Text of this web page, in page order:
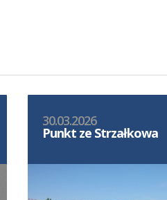
30.03.2026
Punkt ze Strzałkowa